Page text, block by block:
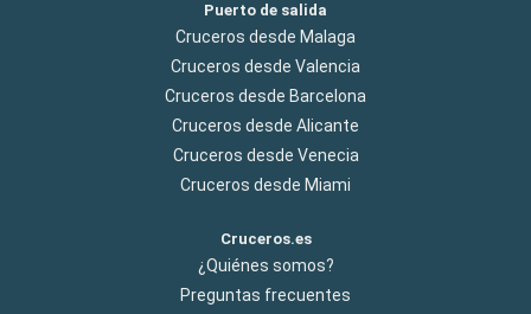
Puerto de salida
Cruceros desde Malaga
Cruceros desde Valencia
Cruceros desde Barcelona
Cruceros desde Alicante
Cruceros desde Venecia
Cruceros desde Miami
Cruceros.es
¿Quiénes somos?
Preguntas frecuentes